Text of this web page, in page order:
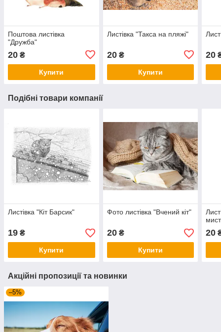
Поштова листівка
"Дружба"
20 ₴
Купити
Листівка "Такса на пляжі"
20₴
Купити
20
Подібні товари компанії
Листівка "Кіт Барсик"
19 ₴
Купити
Фото листівка "Вчений кіт"
20₴
Купити
20
Акційні пропозиції та новинки
–5%